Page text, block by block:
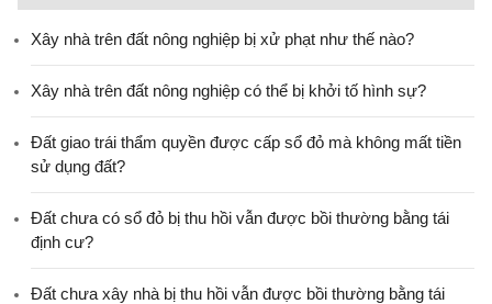
Xây nhà trên đất nông nghiệp bị xử phạt như thế nào?
Xây nhà trên đất nông nghiệp có thể bị khởi tố hình sự?
Đất giao trái thẩm quyền được cấp sổ đỏ mà không mất tiền
sử dụng đất?
Đất chưa có sổ đỏ bị thu hồi vẫn được bồi thường bằng tái
định cư?
Đất chưa xây nhà bị thu hồi vẫn được bồi thường bằng tái